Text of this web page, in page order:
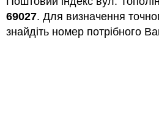
69027. Для визначення
знайдіть номер потрібного